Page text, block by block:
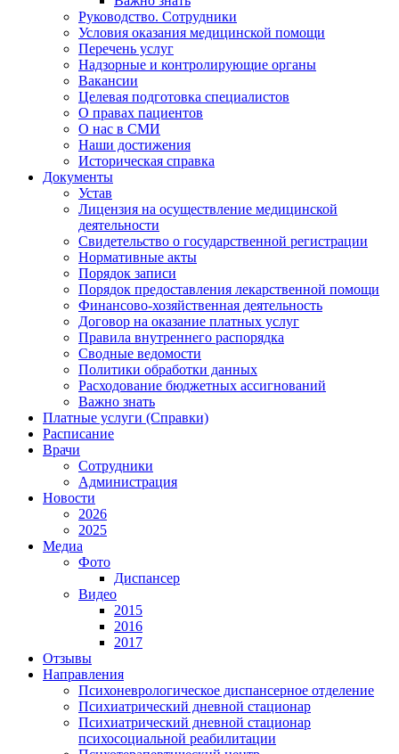
Руководство. Сотрудники
Условия оказания медицинской помощи
Перечень услуг
Надзорные и контролирующие органы
Вакансии
Целевая подготовка специалистов
О правах пациентов
О нас в СМИ
Наши достижения
Историческая справка
Документы
Устав
Лицензия на осуществление медицинской
деятельности
Свидетельство о государственной регистрации
Нормативные акты
Порядок записи
Порядок предоставления лекарственной помощи
Финансово-хозяйственная деятельность
Договор на оказание платных услуг
Правила внутреннего распорядка
Сводные ведомости
Политики обработки данных
Расходование бюджетных ассигнований
Важно знать
Платные услуги (Справки)
Расписание
Врачи
Сотрудники
Администрация
Новости
2026
2025
Медиа
Фото
Диспансер
Видео
2015
2016
2017
Отзывы
Направления
Психоневрологическое диспансерное отделение
Психиатрический дневной стационар
Психиатрический дневной стационар
психосоциальной реабилитации